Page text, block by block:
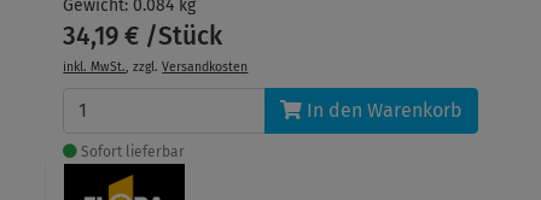
Gewicht: 0.084 kg
34,19 € /Stück
inkl. MwSt. , zzgl.Versandkosten
In den Warenkorb
Sofort lieferbar